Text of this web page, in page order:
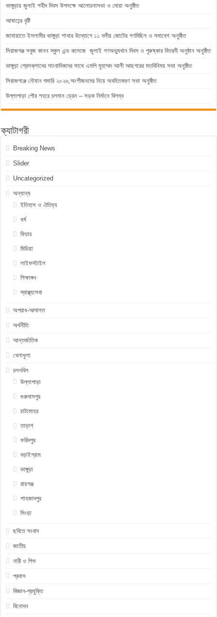
ভাঙ্গুড়ায় জুলাই শহীদ দিবস উপলক্ষে আলোচনাসভা ও দোয়া অনুষ্ঠিত
আষাঢ়ের বৃষ্টি
জামায়াতে ইসলামীর ভাঙ্গুড়া শাখার উদ্যোগে ১১ দলীয় জোটের গণমিছিল ও সমাবেশ অনুষ্ঠিত
সিরাজগঞ্জ সবুজ কানন স্কুল এন্ড কলেজে জুলাই গণঅভ্যুথান দিবস ও পুরুষ্কার বিতরনী অনুষ্ঠান অনুষ্ঠিত
ভাঙ্গুড়া প্রেসক্লাবের সাংবাদিকদের সাথে এমপি মুহাম্মদ আলী আছগরের মতবিনিময় সভা অনুষ্ঠিত
সিরাজগঞ্জে নৌযান শুমারি ২০২৬,অংশীজনদের নিয়ে অবহিতকরণ সভা অনুষ্ঠিত
উল্লাপাড়া পৌর শহরে চলমান ড্রেন – সড়ক নির্মানে বিলম্ব
ক্যাটাগরী
Breaking News
Slider
Uncategorized
অন্যান্য
ইতিহাস ও ঐতিহ্য
ধর্ম
ফিচার
মিডিয়া
লাইফস্টাইল
শিক্ষাঙ্গন
স্বাস্থ্যসেবা
অপরাধ-আদালত
অর্থনীতি
আন্তর্জাতিক
খেলাধুলা
চলনবিল
উল্লাপাড়া
গুরুদাসপুর
চাটমোহর
তাড়াশ
ফরিদপুর
বড়াইগ্রাম
ভাঙ্গুড়া
রায়গঞ্জ
শাহজাদপুর
সিংড়া
ছবিতে সংবাদ
জাতীয়
নারী ও শিশু
প্রবাস
বিজ্ঞান-প্রযুক্তি
বিনোদন